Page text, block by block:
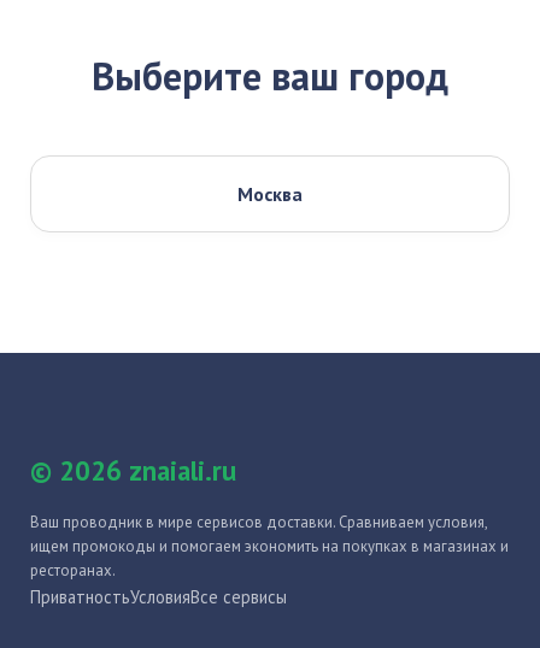
Выберите ваш город
Москва
© 2026 znaiali.ru
Ваш проводник в мире сервисов доставки. Сравниваем условия,
ищем промокоды и помогаем экономить на покупках в магазинах и
ресторанах.
ПриватностьУсловияВсе сервисы